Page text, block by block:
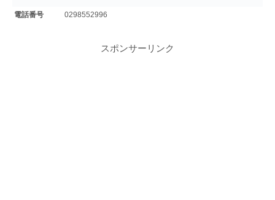
電話番号 0298552996
スポンサーリンク